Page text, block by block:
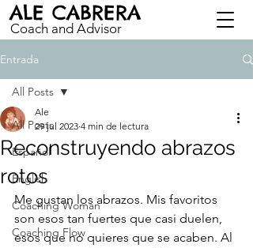
Coach and Advisor
ALE CABRERA
Entrada
All Posts
Español
English
Coaching Woman
Coaching Flow
All Posts
Reconstruyendo abrazos
rotos
Ale
29 jul 2023 4 min de lectura
Me gustan los abrazos. Mis favoritos
son esos tan fuertes que casi duelen,
esos que no quieres que se acaben. Al